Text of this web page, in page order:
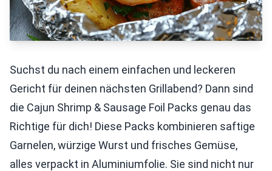
Suchst du nach einem einfachen und leckeren
Gericht für deinen nächsten Grillabend? Dann sind
die Cajun Shrimp & Sausage Foil Packs genau das
Richtige für dich! Diese Packs kombinieren saftige
Garnelen, würzige Wurst und frisches Gemüse,
alles verpackt in Aluminiumfolie. Sie sind nicht nur